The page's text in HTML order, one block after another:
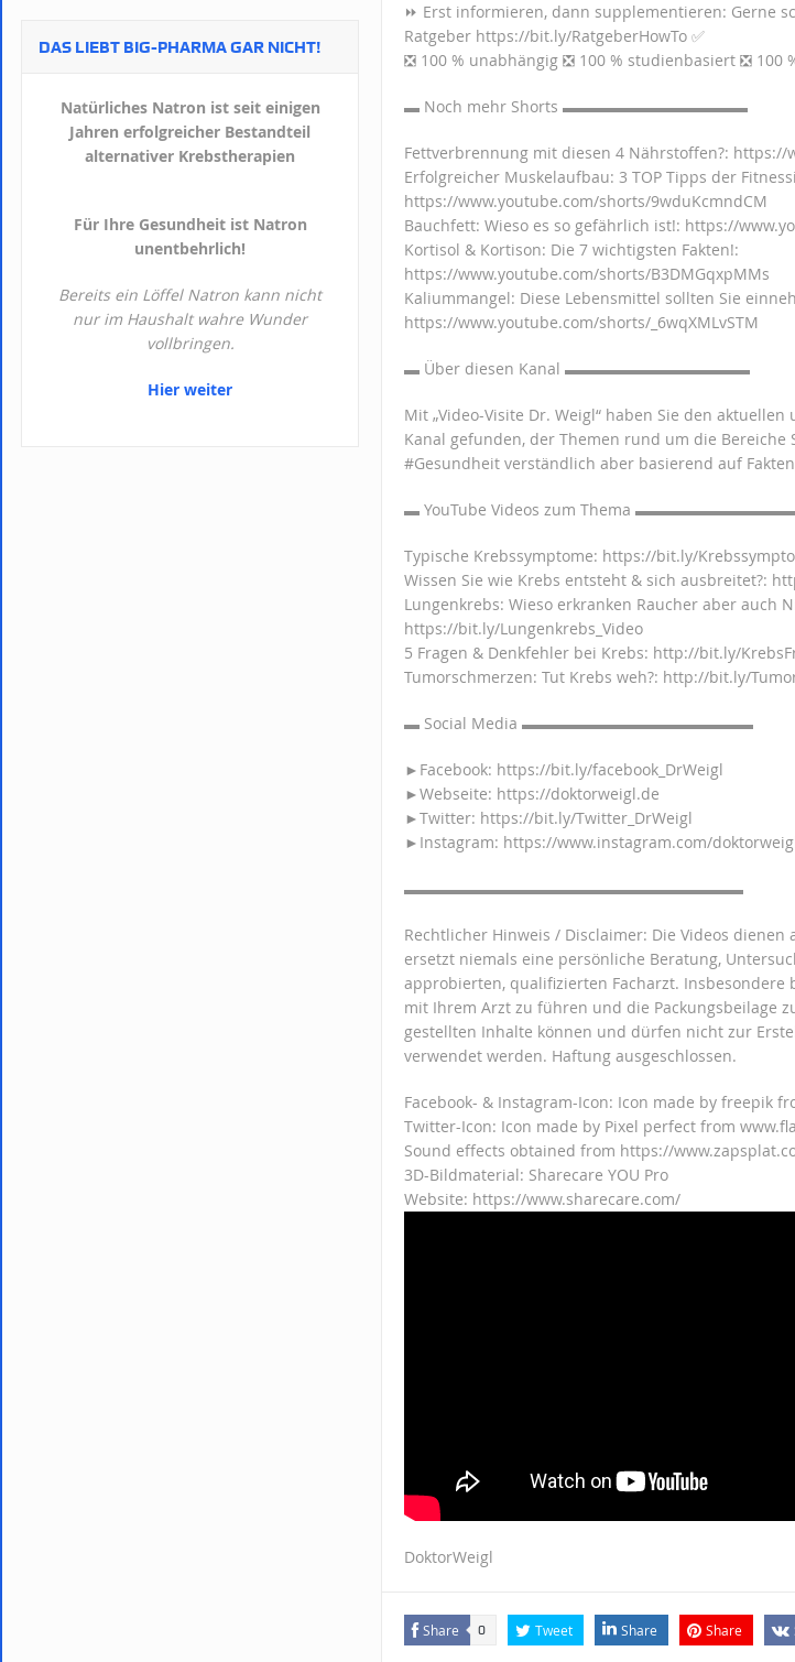
⏩ Erst informieren, dann supplementieren: Gerne
Ratgeber https://bit.ly/RatgeberHowTo ✅
❎ 100 % unabhängig ❎ 100 % studienbasiert ❎
▬ Noch mehr Shorts ▬▬▬▬▬▬▬▬▬▬▬▬
Fettverbrennung mit diesen 4 Nährstoffen?: https://
Erfolgreicher Muskelaufbau: 3 TOP Tipps der
https://www.youtube.com/shorts/9wduKcmndCM
Bauchfett: Wieso es so gefährlich ist!: https://
Kortisol & Kortison: Die 7 wichtigsten Fakten!:
https://www.youtube.com/shorts/B3DMGqxpMMs
Kaliummangel: Diese Lebensmittel sollten Sie
https://www.youtube.com/shorts/_6wqXMLvSTM
▬ Über diesen Kanal ▬▬▬▬▬▬▬▬▬▬▬▬
Mit „Video-Visite Dr. Weigl“ haben Sie den
Kanal gefunden, der Themen rund um die Bereiche
#Gesundheit verständlich aber basierend auf
▬ YouTube Videos zum Thema
Typische Krebssymptome: https://bit.ly/
Wissen Sie wie Krebs entsteht & sich ausbreitet?:
Lungenkrebs: Wieso erkranken Raucher aber auch
https://bit.ly/Lungenkrebs_Video
5 Fragen & Denkfehler bei Krebs: http://bit.ly/
Tumorschmerzen: Tut Krebs weh?: http://bit.ly/
▬ Social Media ▬▬▬▬▬▬▬▬▬▬▬▬▬▬▬
►Facebook: https://bit.ly/facebook_DrWeigl
►Webseite: https://doktorweigl.de
►Twitter: https://bit.ly/Twitter_DrWeigl
►Instagram: https://www.instagram.com/
▬▬▬▬▬▬▬▬▬▬▬▬▬▬▬▬▬▬▬▬▬▬
Rechtlicher Hinweis / Disclaimer: Die Videos
ersetzt niemals eine persönliche Beratung,
approbierten, qualifizierten Facharzt. Insbesondere
mit Ihrem Arzt zu führen und die Packungsbeilage
gestellten Inhalte können und dürfen nicht zur
verwendet werden. Haftung ausgeschlossen.
Facebook- & Instagram-Icon: Icon made by freepik
Twitter-Icon: Icon made by Pixel perfect from
Sound effects obtained from https://
3D-Bildmaterial: Sharecare YOU Pro
Website: https://www.sharecare.com/
DoktorWeigl
Share 0 Tweet Share Share
DAS LIEBT BIG-PHARMA GAR NICHT!
Natürliches Natron ist seit einigen
Jahren erfolgreicher Bestandteil
alternativer Krebstherapien
Für Ihre Gesundheit ist Natron
unentbehrlich!
Bereits ein Löffel Natron kann nicht
nur im Haushalt wahre Wunder
vollbringen.
Hier weiter